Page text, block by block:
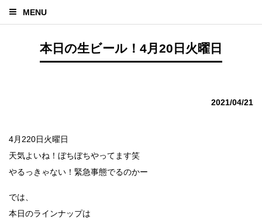
MENU
本日の生ビール！4月20日火曜日
2021/04/21
4月220日火曜日
天気よいね！ぼちぼちやってます笑
やるっきゃない！緊急事態でるのかー
では、
本日のラインナップは